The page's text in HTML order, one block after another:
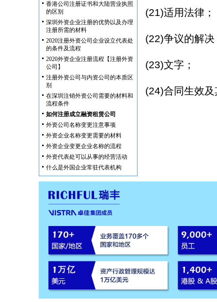
香港公司注册证书和大陆营业执照
的区别
深圳外资企业注册的优势以及办理
注册所需的材料
2020注册外资公司企业设立代表处
的条件及流程
2020外资企业注册流程【注册外资
公司】
注册外资公司与内资公司的本质区
别
在深圳注销外资公司需要的材料和
流程条件
如何注册成立融资租赁公司
外资公司名称变更注意事项
外资企业名称变更需要的材料
外资企业变更企业名称的流程
外资代表处可以从事的经营活动
什么是外国企业常驻代表机构
(21)适用法律；
(22)争议的解决
(23)文字；
(24)合同生效